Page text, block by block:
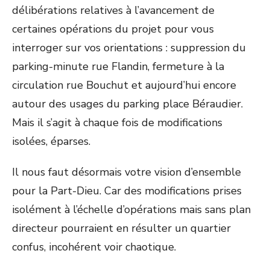
délibérations relatives à l’avancement de
certaines opérations du projet pour vous
interroger sur vos orientations : suppression du
parking-minute rue Flandin, fermeture à la
circulation rue Bouchut et aujourd’hui encore
autour des usages du parking place Béraudier.
Mais il s’agit à chaque fois de modifications
isolées, éparses.
Il nous faut désormais votre vision d’ensemble
pour la Part-Dieu. Car des modifications prises
isolément à l’échelle d’opérations mais sans plan
directeur pourraient en résulter un quartier
confus, incohérent voir chaotique.